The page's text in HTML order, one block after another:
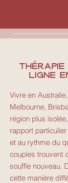
ligne
Vivre en
Melbourne,
région plus
rapport
et au rythme du
couples trouvent
souffle nouveau.
cette manière